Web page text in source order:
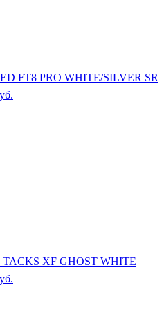
FT8 PRO WHITE/SILVER SR
TACKS XF GHOST WHITE